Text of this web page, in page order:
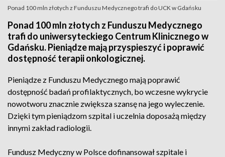
Ponad 100 mln złotych z Funduszu Medycznego trafi do UCK w Gdańsku
Ponad 100 mln złotych z Funduszu Medycznego
trafi do uniwersyteckiego Centrum Klinicznego w
Gdańsku. Pieniądze mają przyspieszyć i poprawić
dostępność terapii onkologicznej.
Pieniądze z Funduszu Medycznego mają poprawić
dostępność badań profilaktycznych, bo wczesne wykrycie
nowotworu znacznie zwiększa szansę na jego wyleczenie.
Dzięki tym pieniądzom szpital i uczelnia doposażą między
innymi zakład radiologii.
Fundusz Medyczny w Polsce dofinansował szpitale i